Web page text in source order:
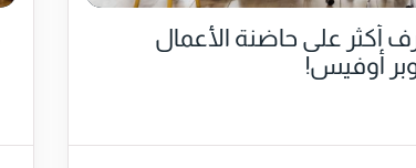
أكثر على حاضنة الأعمال
أوفيس!